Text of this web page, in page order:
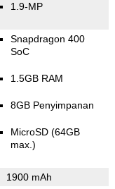
1.9-MP
Snapdragon 400
SoC
1.5GB RAM
8GB Penyimpanan
MicroSD (64GB
max.)
1900 mAh